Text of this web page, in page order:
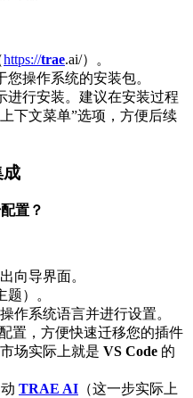
https://trae.ai/）。
操作系统的安装包。
进行安装。建议在安装过程
下文菜单”选项，方便后续
成
置？
向导界面。
）。
作系统语言并进行设置。
置，方便快速迁移您的插件
场实际上就是 VS Code 的
TRAE AI （这一步实际上